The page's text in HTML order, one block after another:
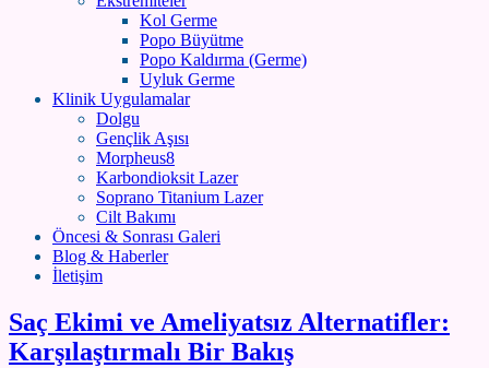
Kol Germe
Popo Büyütme
Popo Kaldırma (Germe)
Uyluk Germe
Klinik Uygulamalar
Dolgu
Gençlik Aşısı
Morpheus8
Karbondioksit Lazer
Soprano Titanium Lazer
Cilt Bakımı
Öncesi & Sonrası Galeri
Blog & Haberler
İletişim
Saç Ekimi ve Ameliyatsız Alternatifler:
Karşılaştırmalı Bir Bakış